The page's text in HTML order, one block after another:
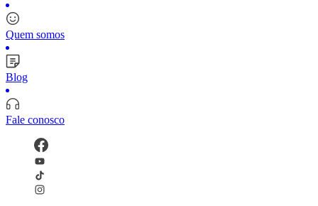
Quem somos
Blog
Fale conosco